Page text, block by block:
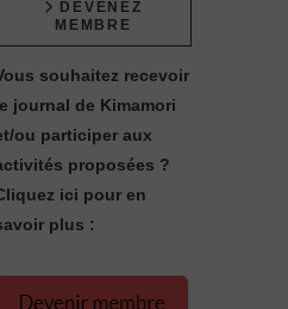
DEVENEZ
MEMBRE
souhaitez recevoir
journal de Kimamori
ou participer aux
proposées ?
ici pour en
plus :